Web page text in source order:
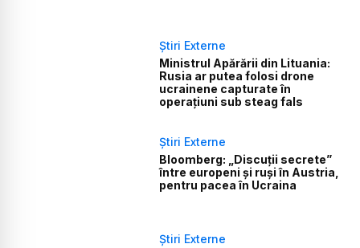
Știri Externe
Ministrul Apărării din Lituania:
Rusia ar putea folosi drone
ucrainene capturate în
operațiuni sub steag fals
Știri Externe
Bloomberg: „Discuții secrete”
între europeni și ruși în Austria,
pentru pacea în Ucraina
Știri Externe